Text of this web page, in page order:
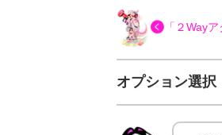
「２Way
オプション選択